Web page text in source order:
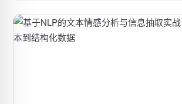
源…